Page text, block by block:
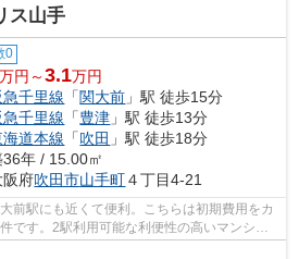
ス山手
0
万円～3.1万円
急千里線 「関大前 」駅 徒歩15分
急千里線 「豊津 」駅 徒歩13分
海道本線 「吹田 」駅 徒歩18分
36年 / 15.00㎡
阪府吹田市山手町４丁目4-21
前駅にも近くて便利。こちらは初期費用をカ
です。2駅利用可能な利便性の高いマンショ
急千里線...